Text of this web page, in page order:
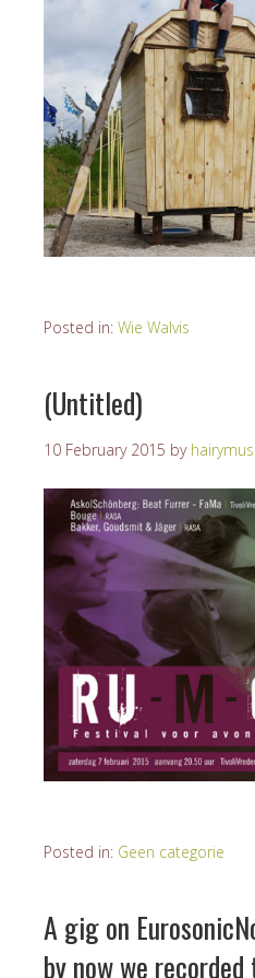
Posted in: Wie Walvis
(Untitled)
10 February 2015 by
Posted in: Geen categorie
A gig on
by now we